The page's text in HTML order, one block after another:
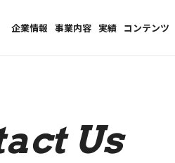
企業情報 事業内容 実績 コンテンツ
Us